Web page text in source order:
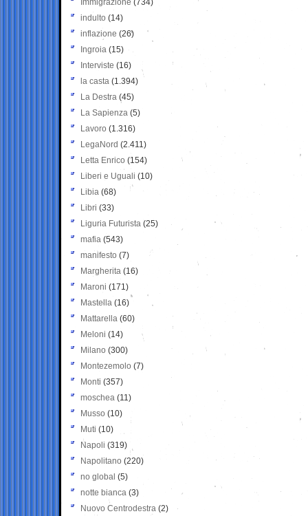
Immigrazione (734)
indulto (14)
inflazione (26)
Ingroia (15)
Interviste (16)
la casta (1.394)
La Destra (45)
La Sapienza (5)
Lavoro (1.316)
LegaNord (2.411)
Letta Enrico (154)
Liberi e Uguali (10)
Libia (68)
Libri (33)
Liguria Futurista (25)
mafia (543)
manifesto (7)
Margherita (16)
Maroni (171)
Mastella (16)
Mattarella (60)
Meloni (14)
Milano (300)
Montezemolo (7)
Monti (357)
moschea (11)
Musso (10)
Muti (10)
Napoli (319)
Napolitano (220)
no global (5)
notte bianca (3)
Nuovo Centrodestra (2)